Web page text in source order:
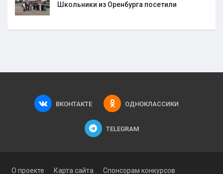
Школьники из Оренбурга посетили
ВКОНТАКТЕ ОДНОКЛАССИКИ
TELEGRAM
О проекте Карта сайта Спонсорам конкурсов